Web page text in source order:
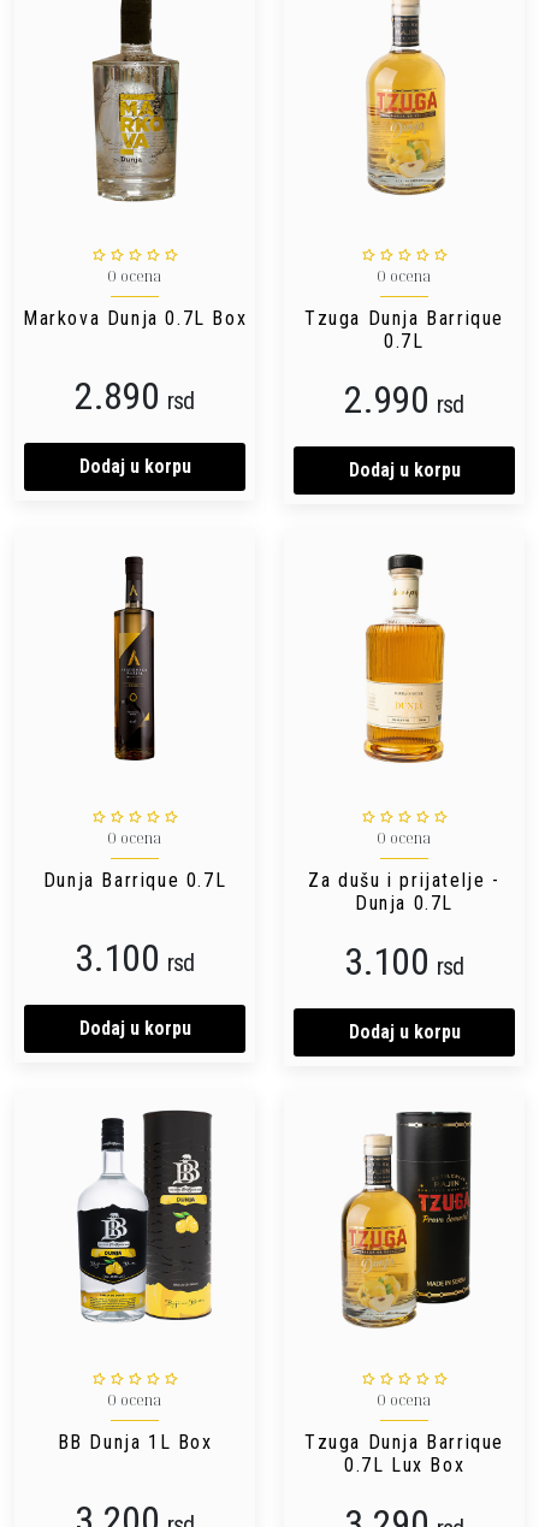
0 ocena
Markova Dunja 0.7L Box
2.890 rsd
Dodaj u korpu
0 ocena
Tzuga Dunja Barrique
0.7L
2.990 rsd
Dodaj u korpu
0 ocena
Dunja Barrique 0.7L
3.100 rsd
Dodaj u korpu
0 ocena
Za dušu i prijatelje -
Dunja 0.7L
3.100 rsd
Dodaj u korpu
0 ocena
BB Dunja 1L Box
0 ocena
Tzuga Dunja Barrique
0.7L Lux Box